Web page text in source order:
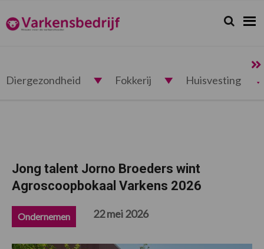
de
hoofdnavigatie
de
hoofd
de
eerste
de
voettekst
Varkensbedrijf.nl Zoeken...
Zoek
Diergezondheid Fokkerij Huisvesting
Jong talent Jorno Broeders wint
Agroscoopbokaal Varkens 2026
Ondernemen 22 mei 2026